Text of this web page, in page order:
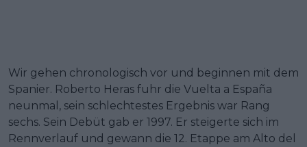
Wir gehen chronologisch vor und beginnen mit dem
Spanier. Roberto Heras fuhr die Vuelta a España
neunmal, sein schlechtestes Ergebnis war Rang
sechs. Sein Debüt gab er 1997. Er steigerte sich im
Rennverlauf und gewann die 12. Etappe am Alto del